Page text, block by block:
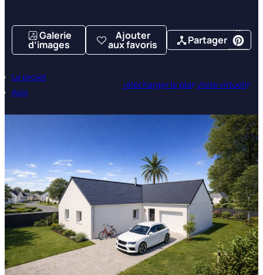
Galerie
d’images
Ajouter
aux favoris Partager
Le projet
Avis
Télécharger le planVisite virtuelle